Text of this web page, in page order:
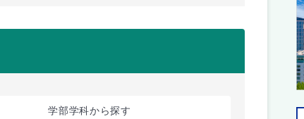
学部学科から探す